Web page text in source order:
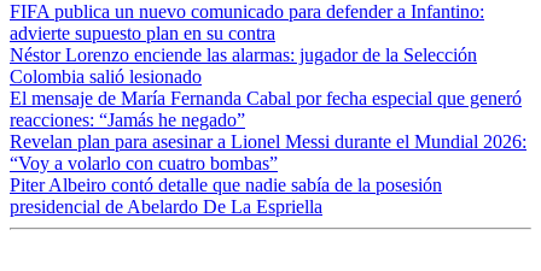
FIFA publica un nuevo comunicado para defender a Infantino:
advierte supuesto plan en su contra
Néstor Lorenzo enciende las alarmas: jugador de la Selección
Colombia salió lesionado
El mensaje de María Fernanda Cabal por fecha especial que generó
reacciones: “Jamás he negado”
Revelan plan para asesinar a Lionel Messi durante el Mundial 2026:
“Voy a volarlo con cuatro bombas”
Piter Albeiro contó detalle que nadie sabía de la posesión
presidencial de Abelardo De La Espriella